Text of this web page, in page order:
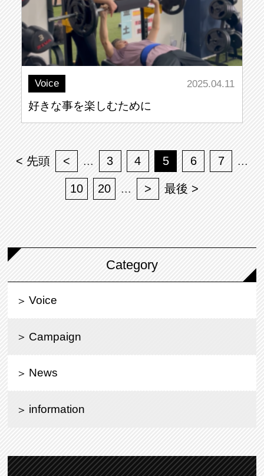
Voice 2025.04.11
好きな事を楽しむために
< 先頭 < ... 3 4 5 6 7 ...
10 20 ... > 最後 >
Category
Voice
Campaign
News
information